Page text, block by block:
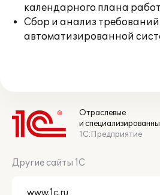
календарного плана работ
Сбор и анализ требований
автоматизированной
Отраслевые
и
1С:Предприятие
Другие сайты 1С